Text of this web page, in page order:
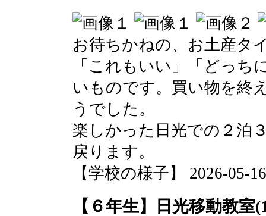
お待ちかねの、お土産タ
「これもいい」「どっち
いものです。買い物を終
うでした。
楽しかった日光での２泊
戻ります。
【学校の様子】 2026-05-
【６年生】日光移動教室